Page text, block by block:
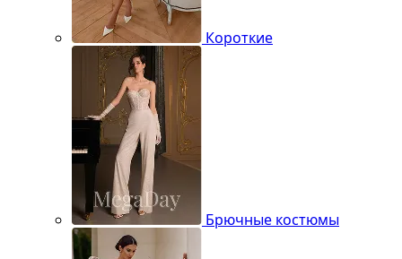
Короткие
Брючные костюмы